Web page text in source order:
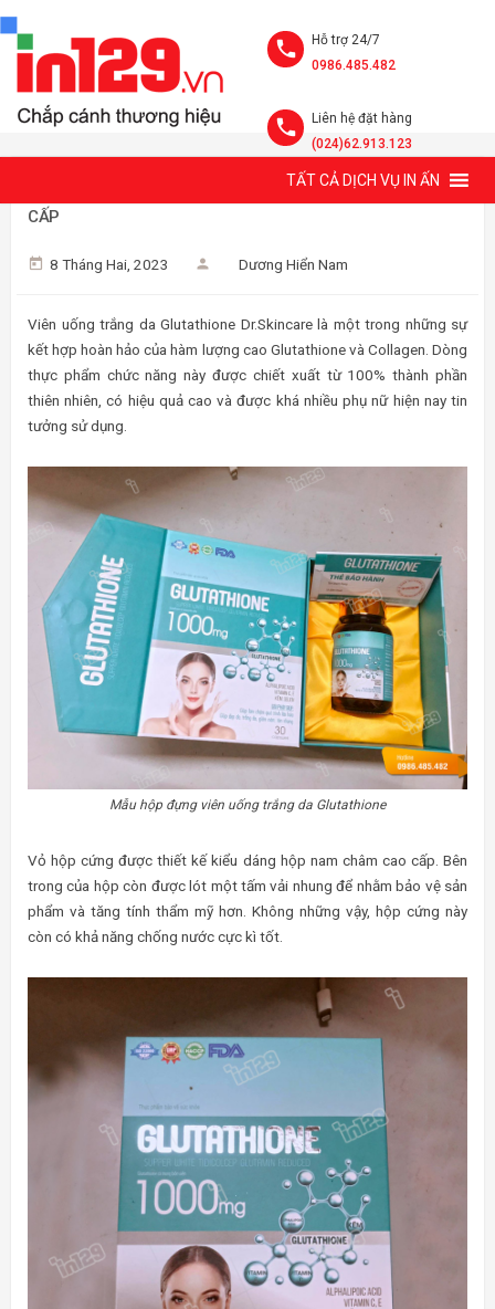
Hỗ trợ 24/7
0986.485.482
Liên hệ đặt hàng
(024)62.913.123
TẤT CẢ DỊCH VỤ IN ẤN
MẪU HỘP ĐỰNG VIÊN UỐNG TRẮNG DA GLUTATHIONE CAO
CẤP
8 Tháng Hai, 2023 Dương Hiển Nam
Viên uống trắng da Glutathione Dr.Skincare là một trong những sự
kết hợp hoàn hảo của hàm lượng cao Glutathione và Collagen. Dòng
thực phẩm chức năng này được chiết xuất từ 100% thành phần
thiên nhiên, có hiệu quả cao và được khá nhiều phụ nữ hiện nay tin
tưởng sử dụng.
Mẫu hộp đựng viên uống trắng da Glutathione
Vỏ hộp cứng được thiết kế kiểu dáng hộp nam châm cao cấp. Bên
trong của hộp còn được lót một tấm vải nhung để nhằm bảo vệ sản
phẩm và tăng tính thẩm mỹ hơn. Không những vậy, hộp cứng này
còn có khả năng chống nước cực kì tốt.